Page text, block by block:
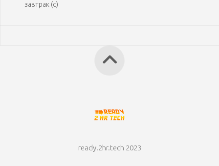
завтрак (с)
ready.2hr.tech 2023